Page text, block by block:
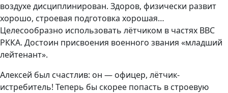
воздухе дисциплинирован. Здоров, физически развит
хорошо, строевая подготовка хорошая…
Целесообразно использовать лётчиком в частях ВВС
РККА. Достоин присвоения военного звания «младший
лейтенант».
Алексей был счастлив: он — офицер, лётчик-
истребитель! Теперь бы скорее попасть в строевую